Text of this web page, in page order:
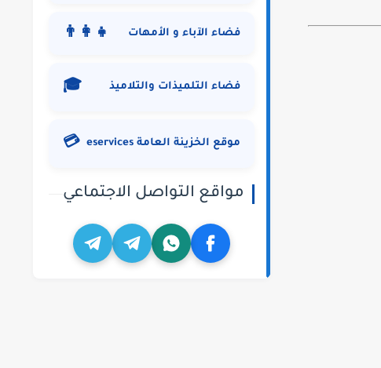
فضاء الآباء و الأمهات 👨‍👩‍👧
فضاء التلميذات والتلاميذ 🎓
موقع الخزينة العامة eservices 💳
مواقع التواصل الاجتماعي